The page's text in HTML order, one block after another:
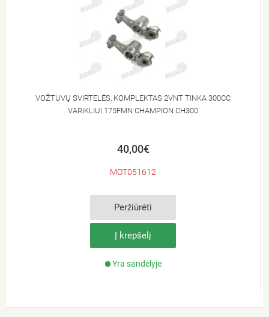
VOŽTUVŲ SVIRTELĖS, KOMPLEKTAS 2VNT TINKA 300CC
VARIKLIUI 175FMN CHAMPION CH300
40,00€
MOT051612
Peržiūrėti
Į krepšelį
Yra sandėlyje